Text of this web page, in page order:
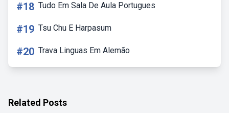
#18 Tudo Em Sala De Aula Portugues
#19 Tsu Chu E Harpasum
#20 Trava Linguas Em Alemão
Related Posts